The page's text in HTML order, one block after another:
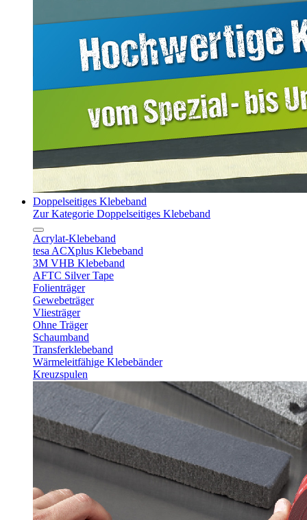
Doppelseitiges Klebeband
Zur Kategorie Doppelseitiges Klebeband
Acrylat-Klebeband
tesa ACXplus Klebeband
3M VHB Klebeband
AFTC Silver Tape
Folienträger
Gewebeträger
Vliesträger
Ohne Träger
Schaumband
Transferklebeband
Wärmeleitfähige Klebebänder
Kreuzspulen